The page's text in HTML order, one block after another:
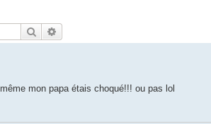
Search
mon papa étais choqué!!! ou pas lol